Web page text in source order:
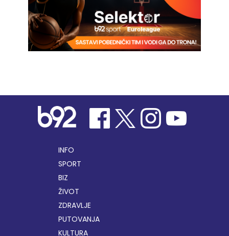
INFO
SPORT
BIZ
ŽIVOT
ZDRAVLJE
PUTOVANJA
KULTURA